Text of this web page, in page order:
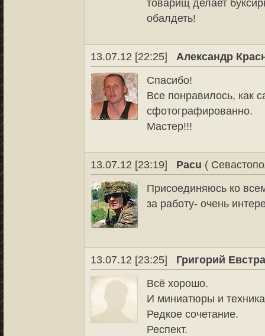
товарищ делает
обалдеть!
13.07.12 [22:25]
Александр
Спасибо!
Все понравилось, как
сфотографированно.
Мастер!!!
13.07.12 [23:19] Pacu (
Присоединяюсь ко
за работу- очень
13.07.12 [23:25]
Григорий
Всё хорошо.
И миниатюры и
Редкое сочетание.
Респект.